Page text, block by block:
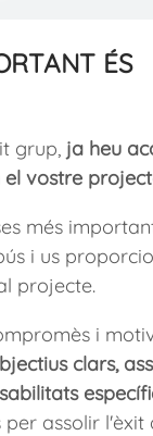
ÉS
grup, ja heu
vostre
més
i us
projecte.
i
clars,
assolir l'èxit